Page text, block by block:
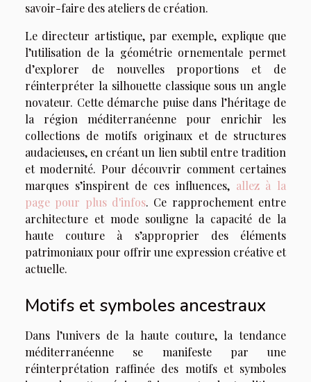
savoir-faire des ateliers de création.
Le directeur artistique, par exemple, explique que
l’utilisation de la géométrie ornementale permet
d’explorer de nouvelles proportions et de
réinterpréter la silhouette classique sous un angle
novateur. Cette démarche puise dans l’héritage de
la région méditerranéenne pour enrichir les
collections de motifs originaux et de structures
audacieuses, en créant un lien subtil entre tradition
et modernité. Pour découvrir comment certaines
marques s’inspirent de ces influences, allez à la
page pour plus d'infos. Ce rapprochement entre
architecture et mode souligne la capacité de la
haute couture à s’approprier des éléments
patrimoniaux pour offrir une expression créative et
actuelle.
Motifs et symboles ancestraux
Dans l’univers de la haute couture, la tendance
méditerranéenne se manifeste par une
réinterprétation raffinée des motifs et symboles